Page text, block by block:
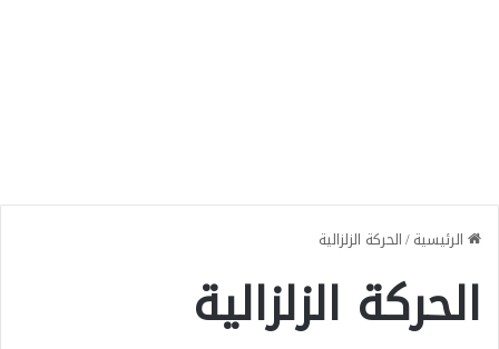
الرئيسية/الحركة الزلزالية
الحركة الزلزالية